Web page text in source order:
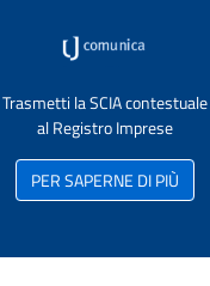
Trasmetti la SCIA contestuale
al Registro Imprese
PER SAPERNE DI PIÙ